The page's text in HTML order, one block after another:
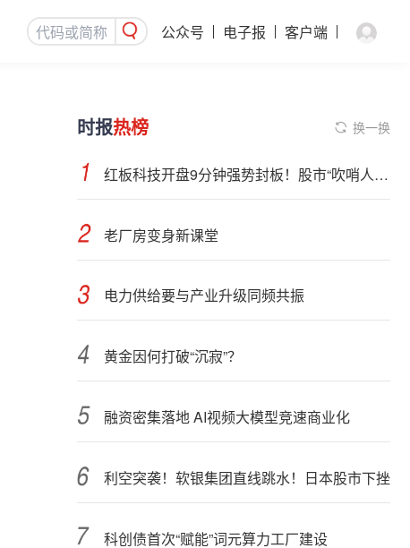
公众号 电子报 客户端
时报热榜 换一换
红板科技开盘9分钟强势封板！股市“吹哨人”突然改口！市场风向变了？
老厂房变身新课堂
电力供给要与产业升级同频共振
黄金因何打破“沉寂”？
融资密集落地 AI视频大模型竞速商业化
利空突袭！软银集团直线跳水！日本股市下挫
科创债首次“赋能”词元算力工厂建设